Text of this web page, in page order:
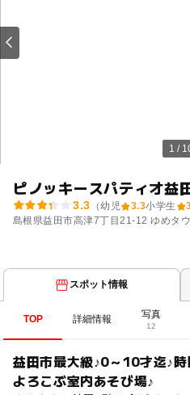
1 /
ピノッキースパティオ益
3.3 （幼児 3.3小学生
島根県益田市高津7丁目21-12 ゆめタ
スポット情報
TOP 詳細情報 写真
12
益田市最大級♪0～10才迄♪
よろこぶ室内あそび場♪